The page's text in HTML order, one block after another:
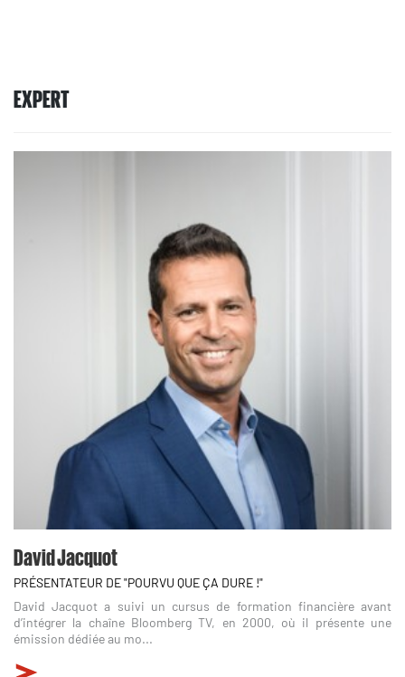
EXPERT
David Jacquot
PRÉSENTATEUR DE "POURVU QUE ÇA DURE !"
David Jacquot a suivi un cursus de formation financière avant
d’intégrer la chaîne Bloomberg TV, en 2000, où il présente une
émission dédiée au mo...